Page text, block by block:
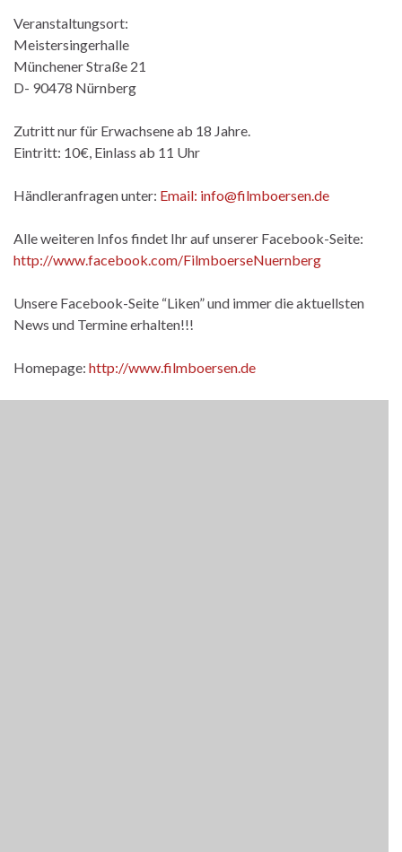
Veranstaltungsort:
Meistersingerhalle
Münchener Straße 21
D- 90478 Nürnberg
Zutritt nur für Erwachsene ab 18 Jahre.
Eintritt: 10€, Einlass ab 11 Uhr
Händleranfragen unter: Email: info@filmboersen.de
Alle weiteren Infos findet Ihr auf unserer Facebook-Seite:
http://www.facebook.com/FilmboerseNuernberg
Unsere Facebook-Seite “Liken” und immer die aktuellsten
News und Termine erhalten!!!
Homepage: http://www.filmboersen.de